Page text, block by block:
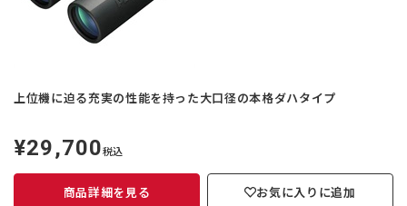
上位機に迫る充実の性能を持った大口径の本格ダハタイプ
定
価
¥29,700税込
商品詳細を見る お気に入りに追加